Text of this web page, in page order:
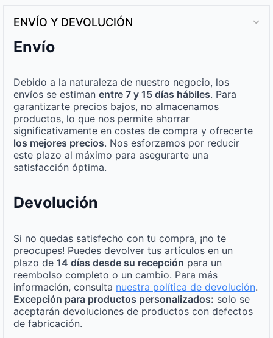
ENVÍO Y DEVOLUCIÓN
Envío
Debido a la naturaleza de nuestro negocio, los
envíos se estiman entre 7 y 15 días hábiles. Para
garantizarte precios bajos, no almacenamos
productos, lo que nos permite ahorrar
significativamente en costes de compra y ofrecerte
los mejores precios. Nos esforzamos por reducir
este plazo al máximo para asegurarte una
satisfacción óptima.
Devolución
Si no quedas satisfecho con tu compra, ¡no te
preocupes! Puedes devolver tus artículos en un
plazo de 14 días desde su recepción para un
reembolso completo o un cambio. Para más
información, consulta nuestra política de devolución.
Excepción para productos personalizados: solo se
aceptarán devoluciones de productos con defectos
de fabricación.